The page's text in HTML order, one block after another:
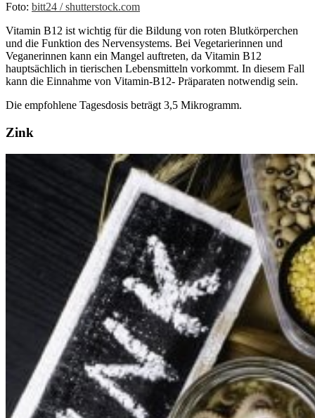
Foto: bitt24 / shutterstock.com
Vitamin B12 ist wichtig für die Bildung von roten Blutkörperchen
und die Funktion des Nervensystems. Bei Vegetarierinnen und
Veganerinnen kann ein Mangel auftreten, da Vitamin B12
hauptsächlich in tierischen Lebensmitteln vorkommt. In diesem Fall
kann die Einnahme von Vitamin-B12- Präparaten notwendig sein.
Die empfohlene Tagesdosis beträgt 3,5 Mikrogramm.
Zink